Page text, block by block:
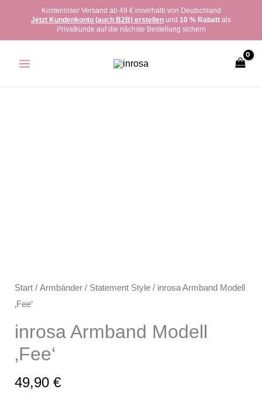
springen
Kostenloser Versand ab 49 € innerhalb von Deutschland
Jetzt Kundenkonto (auch B2B) erstellen und 10 % Rabatt als
Privatkunde auf die nächste Bestellung sichern
Start/ Armbänder/ Statement Style/ inrosa Armband Modell
‚Fee‘
inrosa Armband Modell
‚Fee‘
49,90 €